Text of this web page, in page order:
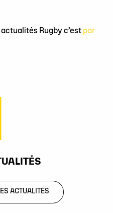
Rugby c’est par
ACTUALITÉS